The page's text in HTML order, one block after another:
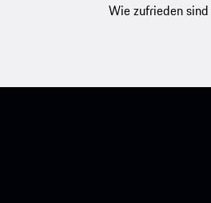
Wie zufrieden